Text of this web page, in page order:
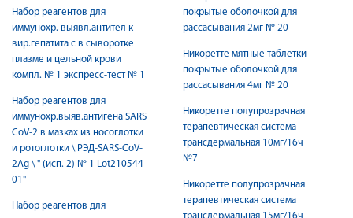
Набор реагентов для
иммунохр. выявл.антител к
вир.гепатита с в сыворотке
плазме и цельной крови
компл. № 1 экспресс-тест № 1
Набор реагентов для
иммунохр.выяв.антигена SARS
CoV-2 в мазках из носоглотки
и ротоглотки \ РЭД-SARS-CoV-
2Ag \ " (исп. 2) № 1 Lot210544-
01"
Набор реагентов для
покрытые оболочкой для
рассасывания 2мг № 20
Никоретте мятные таблетки
покрытые оболочкой для
рассасывания 4мг № 20
Никоретте полупрозрачная
терапевтическая система
трансдермальная 10мг/16ч
№7
Никоретте полупрозрачная
терапевтическая система